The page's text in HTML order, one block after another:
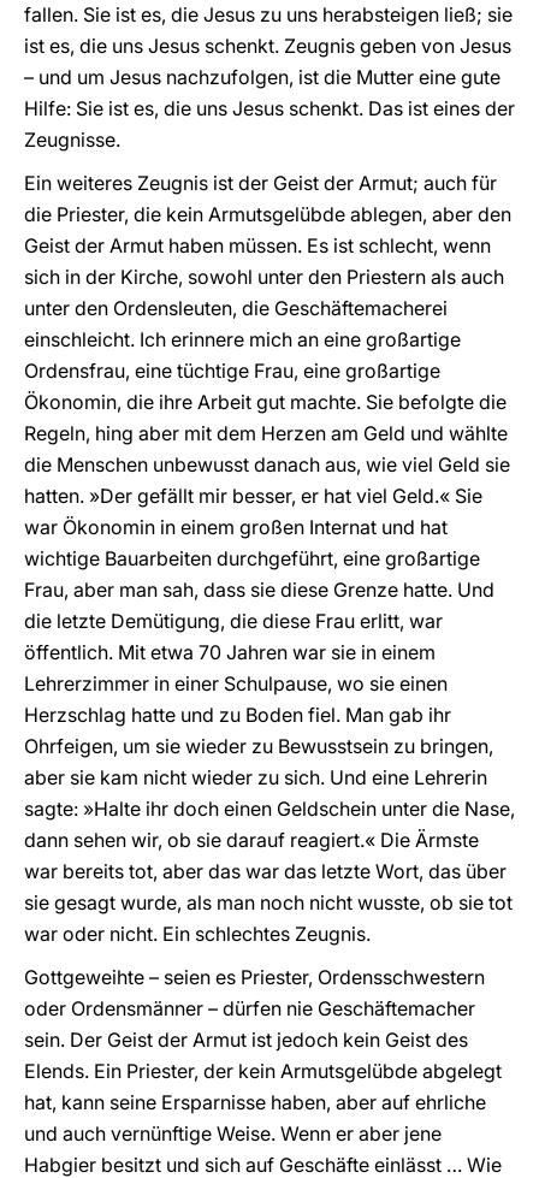
fallen. Sie ist es, die Jesus zu uns herabsteigen ließ; sie
ist es, die uns Jesus schenkt. Zeugnis geben von Jesus
– und um Jesus nachzufolgen, ist die Mutter eine gute
Hilfe: Sie ist es, die uns Jesus schenkt. Das ist eines der
Zeugnisse.
Ein weiteres Zeugnis ist der Geist der Armut; auch für
die Priester, die kein Armutsgelübde ablegen, aber den
Geist der Armut haben müssen. Es ist schlecht, wenn
sich in der Kirche, sowohl unter den Priestern als auch
unter den Ordensleuten, die Geschäftemacherei
einschleicht. Ich erinnere mich an eine großartige
Ordensfrau, eine tüchtige Frau, eine großartige
Ökonomin, die ihre Arbeit gut machte. Sie befolgte die
Regeln, hing aber mit dem Herzen am Geld und wählte
die Menschen unbewusst danach aus, wie viel Geld sie
hatten. »Der gefällt mir besser, er hat viel Geld.« Sie
war Ökonomin in einem großen Internat und hat
wichtige Bauarbeiten durchgeführt, eine großartige
Frau, aber man sah, dass sie diese Grenze hatte. Und
die letzte Demütigung, die diese Frau erlitt, war
öffentlich. Mit etwa 70 Jahren war sie in einem
Lehrerzimmer in einer Schulpause, wo sie einen
Herzschlag hatte und zu Boden fiel. Man gab ihr
Ohrfeigen, um sie wieder zu Bewusstsein zu bringen,
aber sie kam nicht wieder zu sich. Und eine Lehrerin
sagte: »Halte ihr doch einen Geldschein unter die Nase,
dann sehen wir, ob sie darauf reagiert.« Die Ärmste
war bereits tot, aber das war das letzte Wort, das über
sie gesagt wurde, als man noch nicht wusste, ob sie tot
war oder nicht. Ein schlechtes Zeugnis.
Gottgeweihte – seien es Priester, Ordensschwestern
oder Ordensmänner – dürfen nie Geschäftemacher
sein. Der Geist der Armut ist jedoch kein Geist des
Elends. Ein Priester, der kein Armutsgelübde abgelegt
hat, kann seine Ersparnisse haben, aber auf ehrliche
und auch vernünftige Weise. Wenn er aber jene
Habgier besitzt und sich auf Geschäfte einlässt … Wie